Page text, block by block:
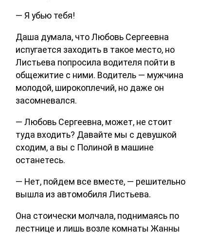
— Я убью тебя!
Даша думала, что Любовь Сергеевна
испугается заходить в такое место, но
Листьева попросила водителя пойти в
общежитие с ними. Водитель — мужчина
молодой, широкоплечий, но даже он
засомневался.
— Любовь Сергеевна, может, не стоит
туда входить? Давайте мы с девушкой
сходим, а вы с Полиной в машине
останетесь.
— Нет, пойдем все вместе, — решительно
вышла из автомобиля Листьева.
Она стоически молчала, поднимаясь по
лестнице и лишь возле комнаты Жанны